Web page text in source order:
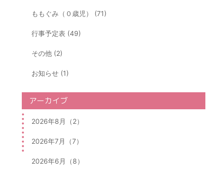
ももぐみ（０歳児） (71)
行事予定表 (49)
その他 (2)
お知らせ (1)
アーカイブ
2026年8月（2）
2026年7月（7）
2026年6月（8）